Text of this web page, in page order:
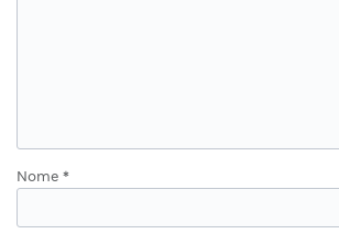
Nome *